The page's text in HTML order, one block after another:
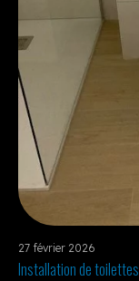
27 février 2026
Installation de toilettes